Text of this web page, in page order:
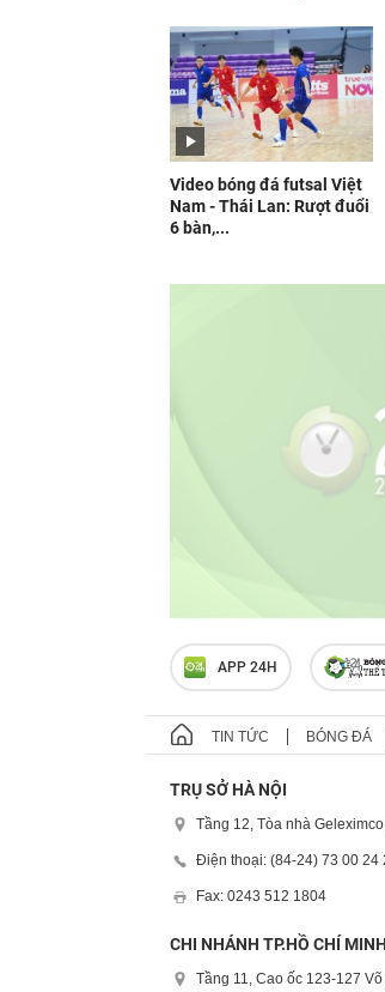
Video bóng đá futsal Việt
Nam - Thái Lan: Rượt đuổi
6 bàn,...
APP 24H
TIN TỨC BÓNG ĐÁ
TRỤ SỞ HÀ NỘI
Tầng 12, Tòa nhà
Điện thoại: (84-24) 73 00 24
Fax: 0243 512 1804
CHI NHÁNH TP.HỒ CHÍ MINH
Tầng 11, Cao ốc 123-127